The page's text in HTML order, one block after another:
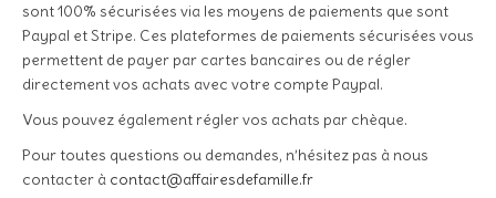
sont 100% sécurisées via les moyens de paiements que sont
Paypal et Stripe. Ces plateformes de paiements sécurisées vous
permettent de payer par cartes bancaires ou de régler
directement vos achats avec votre compte Paypal.
Vous pouvez également régler vos achats par chèque.
Pour toutes questions ou demandes, n’hésitez pas à nous
contacter à contact@affairesdefamille.fr